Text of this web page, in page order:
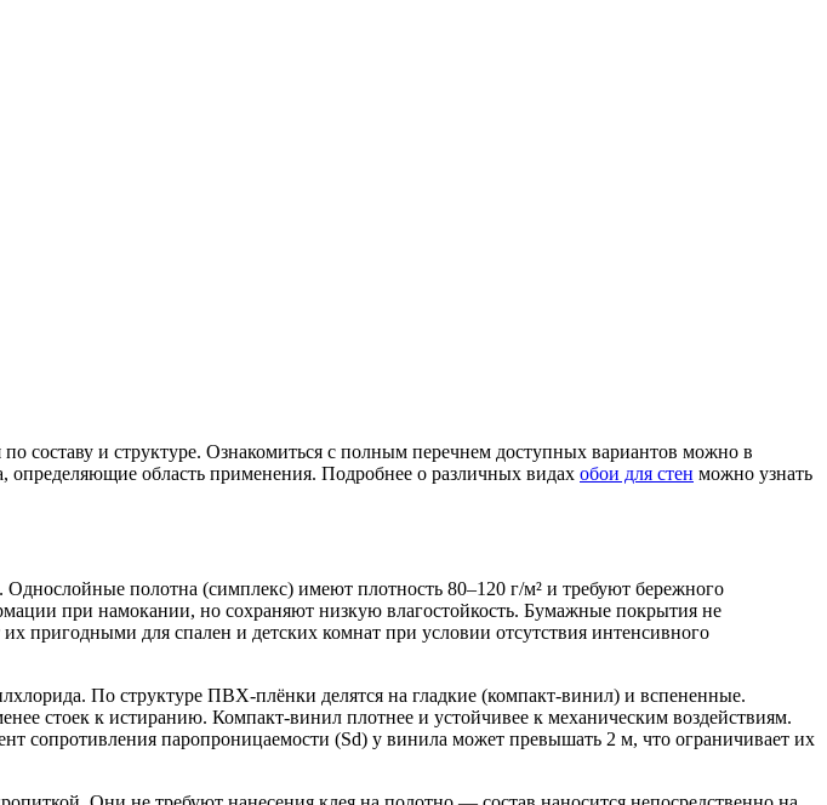
составу и структуре. Ознакомиться с полным перечнем доступных вариантов можно в
определяющие область применения. Подробнее о различных видах обои для стен можно узнать
полотна (симплекс) имеют плотность 80–120 г/м² и требуют бережного
при намокании, но сохраняют низкую влагостойкость. Бумажные покрытия не
пригодными для спален и детских комнат при условии отсутствия интенсивного
По структуре ПВХ-плёнки делятся на гладкие (компакт-винил) и вспененные.
стоек к истиранию. Компакт-винил плотнее и устойчивее к механическим воздействиям.
сопротивления паропроницаемости (Sd) у винила может превышать 2 м, что ограничивает их